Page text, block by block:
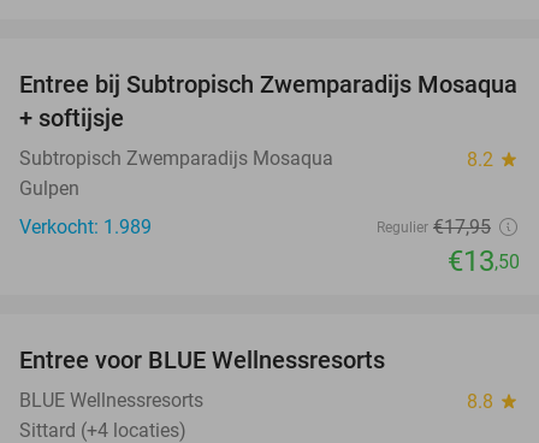
25%
Entree bij Subtropisch Zwemparadijs Mosaqua
+ softijsje
Subtropisch Zwemparadijs Mosaqua 8.2 star
Gulpen
Verkocht: 1.989
Regulier €17,95
€13,50
Entree voor BLUE Wellnessresorts
BLUE Wellnessresorts 8.8 star
Sittard (+4 locaties)